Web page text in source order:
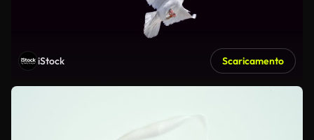
iStock Scaricamento